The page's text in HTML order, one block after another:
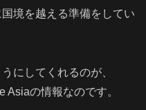
境を越える準備をしてい
にしてくれるのが、
の情報なのです。